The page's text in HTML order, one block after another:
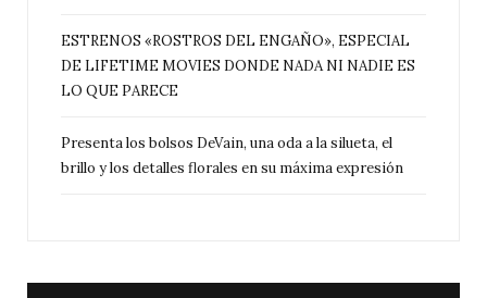
ESTRENOS «ROSTROS DEL ENGAÑO», ESPECIAL
DE LIFETIME MOVIES DONDE NADA NI NADIE ES
LO QUE PARECE
Presenta los bolsos DeVain, una oda a la silueta, el
brillo y los detalles florales en su máxima expresión